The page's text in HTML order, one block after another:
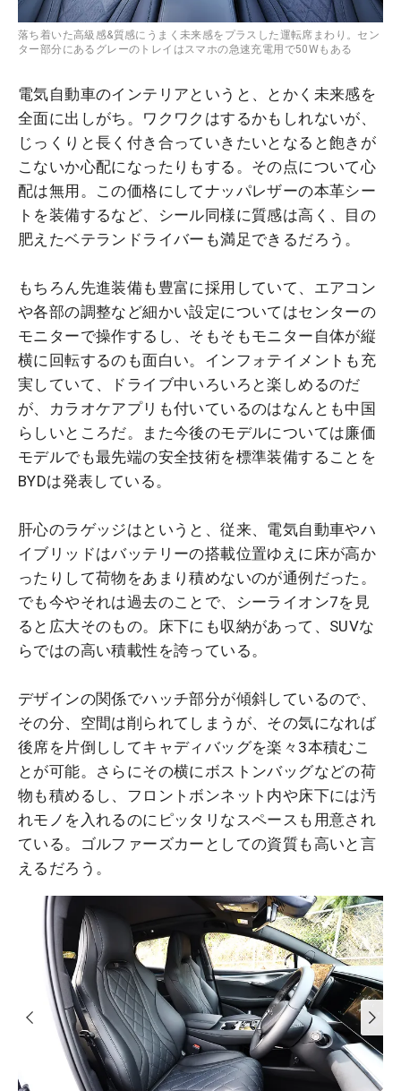
落ち着いた高級感&質感にうまく未来感をプラスした運転席まわり。セン
ター部分にあるグレーのトレイはスマホの急速充電用で50Wもある
電気自動車のインテリアというと、とかく未来感を
全面に出しがち。ワクワクはするかもしれないが、
じっくりと長く付き合っていきたいとなると飽きが
こないか心配になったりもする。その点について心
配は無用。この価格にしてナッパレザーの本革シー
トを装備するなど、シール同様に質感は高く、目の
肥えたベテランドライバーも満足できるだろう。
もちろん先進装備も豊富に採用していて、エアコン
や各部の調整など細かい設定についてはセンターの
モニターで操作するし、そもそもモニター自体が縦
横に回転するのも面白い。インフォテイメントも充
実していて、ドライブ中いろいろと楽しめるのだ
が、カラオケアプリも付いているのはなんとも中国
らしいところだ。また今後のモデルについては廉価
モデルでも最先端の安全技術を標準装備することを
BYDは発表している。
肝心のラゲッジはというと、従来、電気自動車やハ
イブリッドはバッテリーの搭載位置ゆえに床が高か
ったりして荷物をあまり積めないのが通例だった。
でも今やそれは過去のことで、シーライオン7を見
ると広大そのもの。床下にも収納があって、SUVな
らではの高い積載性を誇っている。
デザインの関係でハッチ部分が傾斜しているので、
その分、空間は削られてしまうが、その気になれば
後席を片倒ししてキャディバッグを楽々3本積むこ
とが可能。さらにその横にボストンバッグなどの荷
物も積めるし、フロントボンネット内や床下には汚
れモノを入れるのにピッタリなスペースも用意され
ている。ゴルファーズカーとしての資質も高いと言
えるだろう。